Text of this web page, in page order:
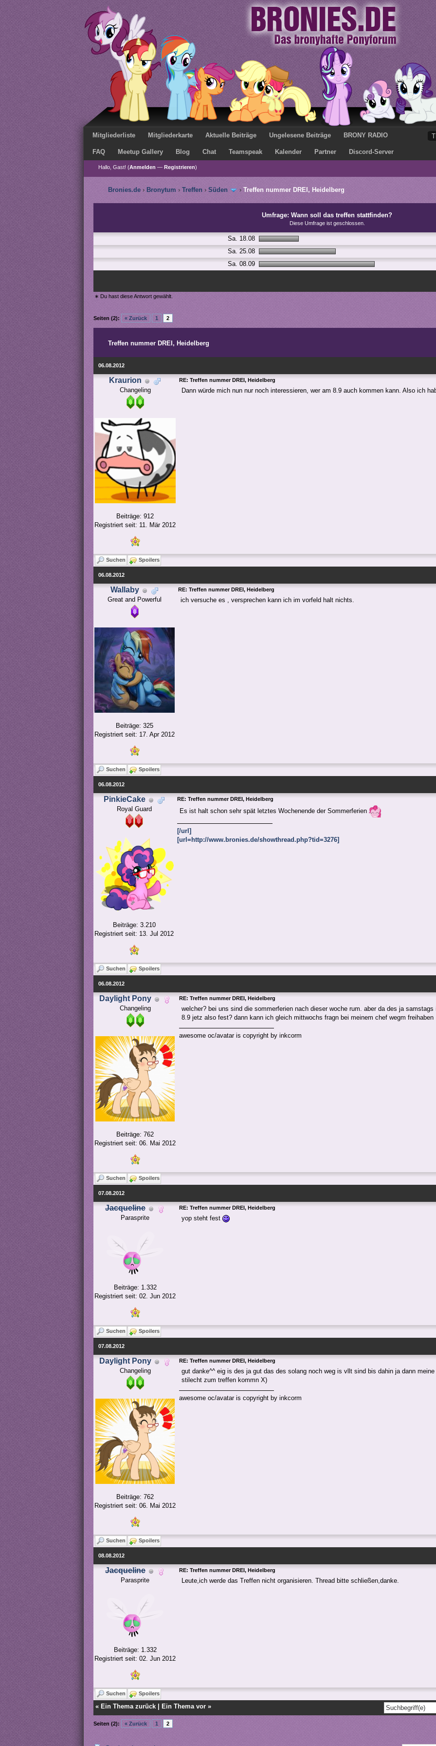
Mitgliederliste Mitgliederkarte Aktuelle Beiträge Ungelesene Beiträge BRONY RADIO
FAQ Meetup Gallery Blog Chat Teamspeak Kalender Partner Discord-Server
Hallo, Gast! (Anmelden — Registrieren)
Bronies.de › Bronytum › Treffen › Süden › Treffen nummer DREI, Heidelberg
Umfrage: Wann soll das treffen stattfinden?
Diese Umfrage ist geschlossen.
Sa. 18.08
Sa. 25.08
Sa. 08.09
∗ Du hast diese Antwort gewählt.
Seiten (2): « Zurück 1 2
Treffen nummer DREI, Heidelberg
06.08.2012
Kraurion
Changeling
Beiträge: 912
Registriert seit: 11. Mär 2012
RE: Treffen nummer DREI, Heidelberg
Dann würde mich nun nur noch interessieren, wer am 8.9 auch kommen kann. Also ich
Suchen Spoilers
06.08.2012
Wallaby
Great and Powerful
Beiträge: 325
Registriert seit: 17. Apr 2012
RE: Treffen nummer DREI, Heidelberg
ich versuche es , versprechen kann ich im vorfeld halt nichts.
Suchen Spoilers
06.08.2012
PinkieCake
Royal Guard
Beiträge: 3.210
Registriert seit: 13. Jul 2012
RE: Treffen nummer DREI, Heidelberg
Es ist halt schon sehr spät letztes Wochenende der Sommerferien
[/url]
[url=http://www.bronies.de/showthread.php?tid=3276]
Suchen Spoilers
06.08.2012
Daylight Pony
Changeling
Beiträge: 762
Registriert seit: 06. Mai 2012
RE: Treffen nummer DREI, Heidelberg
welcher? bei uns sind die sommerferien nach dieser woche rum. aber da des ja
8.9 jetz also fest? dann kann ich gleich mittwochs fragn bei meinem chef wegm freihaben
awesome oc/avatar is copyright by inkcorm
Suchen Spoilers
07.08.2012
Jacqueline
Parasprite
Beiträge: 1.332
Registriert seit: 02. Jun 2012
RE: Treffen nummer DREI, Heidelberg
yop steht fest
Suchen Spoilers
07.08.2012
Daylight Pony
Changeling
Beiträge: 762
Registriert seit: 06. Mai 2012
RE: Treffen nummer DREI, Heidelberg
gut danke^^ eig is des ja gut das des solang noch weg is vllt sind bis dahin ja dann
stilecht zum treffen kommn X)
awesome oc/avatar is copyright by inkcorm
Suchen Spoilers
08.08.2012
Jacqueline
Parasprite
Beiträge: 1.332
Registriert seit: 02. Jun 2012
RE: Treffen nummer DREI, Heidelberg
Leute,ich werde das Treffen nicht organisieren. Thread bitte schließen,danke.
Suchen Spoilers
« Ein Thema zurück Ein Thema vor »
Seiten (2): « Zurück 1 2